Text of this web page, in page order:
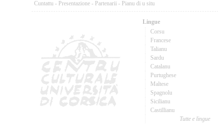
Cuntattu - Presentazione - Partenarii - Pianu di u situ
Lingue
Corsu
Francese
Talianu
Sardu
Catalanu
Purtughese
Maltese
Spagnolu
Sicilianu
Castillianu
Tutte e lingue